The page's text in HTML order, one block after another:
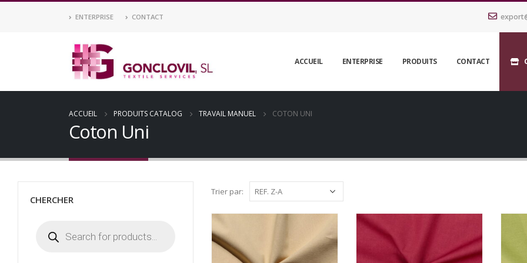
ENTERPRISE CONTACT
ACCUEIL ENTERPRISE PRODUITS CONTACT
ACCUEIL PRODUITS CATALOG TRAVAIL MANUEL COTON UNI
Coton Uni
Trier par:
CHERCHER
produits